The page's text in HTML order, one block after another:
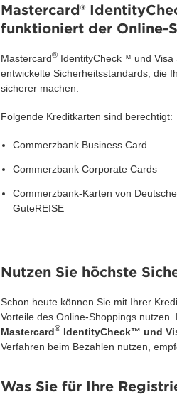
Mastercard®
funktioniert der Online-
Mastercard®IdentityCheck™ und Visa
entwickelte Sicherheitsstandards, die
sicherer machen.
Folgende Kreditkarten sind berechtigt:
Commerzbank Business Card
Commerzbank Corporate Cards
Commerzbank-Karten von
GuteREISE
Nutzen Sie höchste
Schon heute können Sie mit Ihrer
Vorteile des Online-Shoppings
Mastercard®IdentityCheck™ und
Verfahren beim Bezahlen nutzen,
Was Sie für Ihre